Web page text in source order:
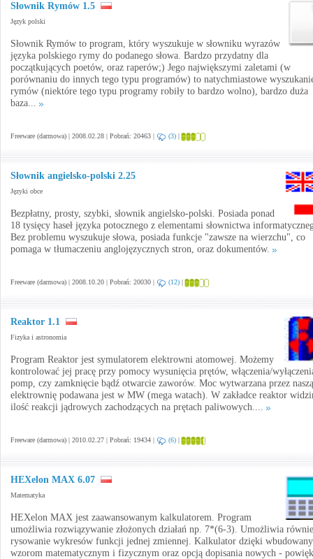
Słownik Rymów 1.5
Język polski
Słownik Rymów to program, który wyszukuje w słowniku wyrazów
języka polskiego rymy do podanego słowa. Bardzo przydatny dla
początkujących poetów, oraz raperów;) Jego największymi zaletami (w
porównaniu do innych tego typu programów) to natychmiastowe
rymów (niektóre tego typu programy robiły to bardzo wolno), bardzo duża
baza...
Freeware (darmowa) | 2008.02.28 | Pobrań: 20463 | (3) |
Słownik angielsko-polski 2.25
Języki obce
Bezpłatny, prosty, szybki, słownik angielsko-polski. Posiada ponad
18 tysięcy haseł języka potocznego z elementami słownictwa
Bez problemu wyszukuje słowa, posiada funkcje "zawsze na wierzchu", co
pomaga w tłumaczeniu anglojęzycznych stron, oraz dokumentów.
Freeware (darmowa) | 2008.10.20 | Pobrań: 20030 | (12) |
Reaktor 1.1
Fizyka i astronomia
Program Reaktor jest symulatorem elektrowni atomowej. Możemy
kontrolować jej pracę przy pomocy wysunięcia prętów, włączenia/
pomp, czy zamknięcie bądź otwarcie zaworów. Moc wytwarzana przez naszą
elektrownię podawana jest w MW (mega watach). W zakładce reaktor
ilość reakcji jądrowych zachodzących na prętach paliwowych....
Freeware (darmowa) | 2010.02.27 | Pobrań: 19434 | (6) |
HEXelon MAX 6.07
Matematyka
HEXelon MAX jest zaawansowanym kalkulatorem. Program
umożliwia rozwiązywanie złożonych działań np. 7*(6-3). Umożliwia
rysowanie wykresów funkcji jednej zmiennej. Kalkulator dzięki
wzorom matematycznym i fizycznym oraz opcją dopisania nowych -